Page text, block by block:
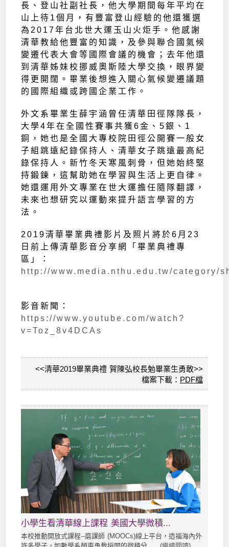
長、登山社副社長，他大學期間每年平均在
山上待1個月，有豐富登山經驗的他還獲選
為2017年台北世大運玉山火炬手。他感謝
清華教給他豐富的知識，及參與聯合國氣候
變遷代表大會等國際會議的機會；去年他還
到清華姊妹校挪威奧斯陸大學交換，眼界變
得更開闊。畢業後想進入關心氣候變遷議題
的國際組織或跨國企業工作。
外文系畢業生薛宇涵曾任清華田徑隊隊長，
大學4年在全國性賽事共獲6金、5銀、1
銅，她也是全國大專校院田徑公開賽一般女
子組跳遠紀錄保持人、清華女子跳遠最高紀
錄保持人。新竹冬天寒風刺骨，但她始終堅
持鍛鍊，這幫助她在學習與生活上更自律。
她還運用外文專業在世大運擔任隨隊翻譯，
未來也想研究以運動來提升語言學習的方
法。
2019清華畢業典禮影片及照片將於6月23
日前上傳清華影音分享網「畢業典禮專
區」：
http://www.media.nthu.edu.tw/category/
影音新聞：
https://www.youtube.com/watch?
v=Toz_8v4DCAs
<<清華2019畢業典禮 賀陳弘校長勉畢業生勇敢>>
檔案下載： PDF檔
小學生看清華線上課程 美國大學微積...
本校推動開放式課程--磨課師 (MOOCs)線上平台，造福海內外